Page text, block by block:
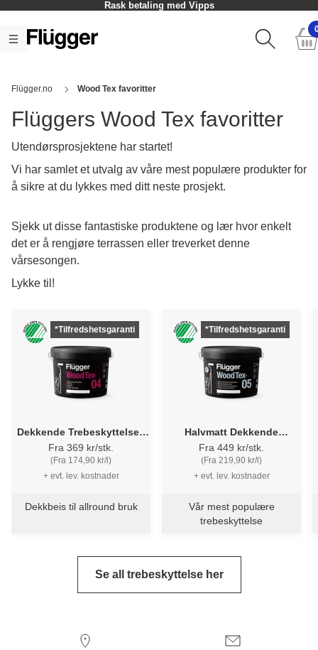
Rask betaling med Vipps
Flügger.no Wood Tex favoritter
Flüggers Wood Tex favoritter
Utendørsprosjektene har startet!
Vi har samlet et utvalg av våre mest populære produkter for
å sikre at du lykkes med ditt neste prosjekt.
Sjekk ut disse fantastiske produktene og lær hvor enkelt
det er å rengjøre terrassen eller treverket denne
vårsesongen.
Lykke til!
*Tilfredshetsgaranti
Dekkende Trebeskyttelse -
Flügger 04 Wood Tex
Fra 369 kr/stk.
(Fra 174,90 kr/l)
+ evt. lev. kostnader
Dekkbeis til allround bruk
*Tilfredshetsgaranti
Halvmatt Dekkende
Trebeskyttelse - Flügger 05
Wood Tex
Fra 449 kr/stk.
(Fra 219,90 kr/l)
+ evt. lev. kostnader
Vår mest populære
trebeskyttelse
Se all trebeskyttelse her